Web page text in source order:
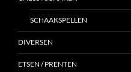
SCHAAKSPELLEN
DIVERSEN
ETSEN / PRENTEN